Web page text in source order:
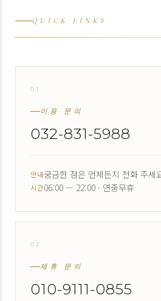
QUICK LINKS
01
이용 문의
032-831-5988
안내궁금한 점은 언제든지 전화 주세
시간06:00 — 22:00 · 연중무휴
02
제휴 문의
010-9111-0855